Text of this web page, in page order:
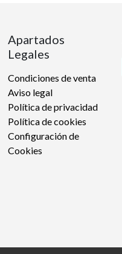
Apartados
Legales
Condiciones de venta
Aviso legal
Política de privacidad
Política de cookies
Configuración de
Cookies